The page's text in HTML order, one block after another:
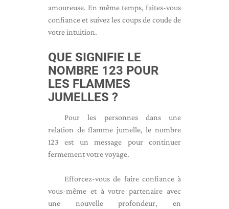
amoureuse. En même temps, faites-vous
confiance et suivez les coups de coude de
votre intuition.
QUE SIGNIFIE LE
NOMBRE 123 POUR
LES FLAMMES
JUMELLES ?
Pour les personnes dans une
relation de flamme jumelle, le nombre
123 est un message pour continuer
fermement votre voyage.
Efforcez-vous de faire confiance à
vous-même et à votre partenaire avec
une nouvelle profondeur, en